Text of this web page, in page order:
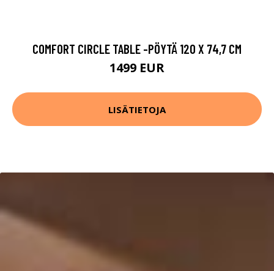
COMFORT CIRCLE TABLE -PÖYTÄ 120 X 74,7 CM
1499 EUR
LISÄTIETOJA